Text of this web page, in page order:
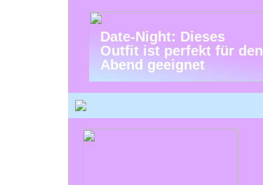
Date-Night: Dieses
Outfit ist perfekt für den
Abend geeignet